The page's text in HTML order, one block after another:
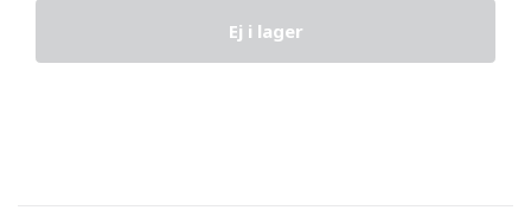
Ej i lager